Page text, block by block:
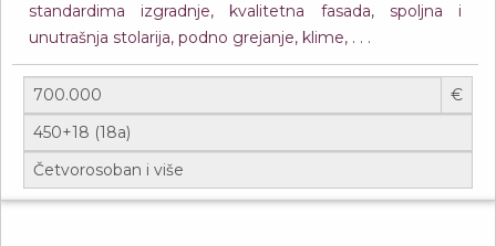
standardima izgradnje, kvalitetna fasada, spoljna i
unutrašnja stolarija, podno grejanje, klime, . . .
€